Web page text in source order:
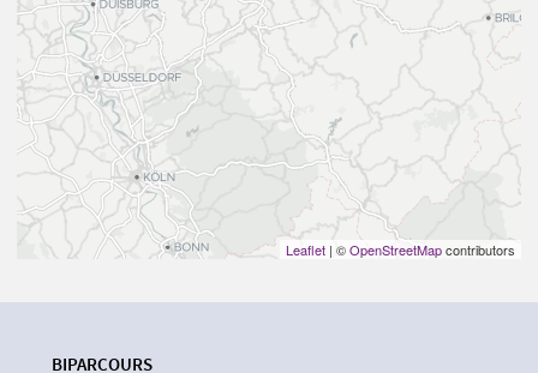
Leaflet | ©OpenStreetMapcontributors
BIPARCOURS